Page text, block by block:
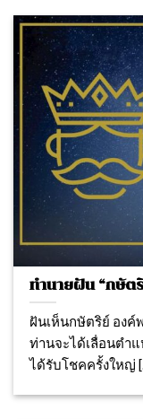
ทำนายฝัน “กษัต
ฝันเห็นกษัตริย์ องค์
ท่านจะได้เลื่อนตํา
ได้รับโชคครั้งใหญ่